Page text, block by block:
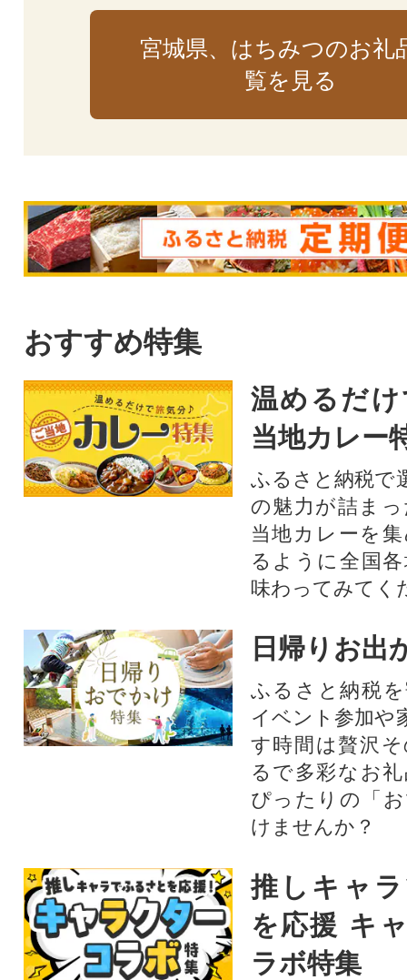
宮城県、はちみつのお礼
覧を見る
おすすめ特集
温めるだ
当地カレー
ふるさと納税で
の魅力が詰ま
当地カレーを
るように全国
味わってみてく
日帰りお出
ふるさと納税
イベント参加や
す時間は贅沢
るで多彩なお
ぴったりの「
けませんか？
推しキャ
を応援 キ
ラボ特集